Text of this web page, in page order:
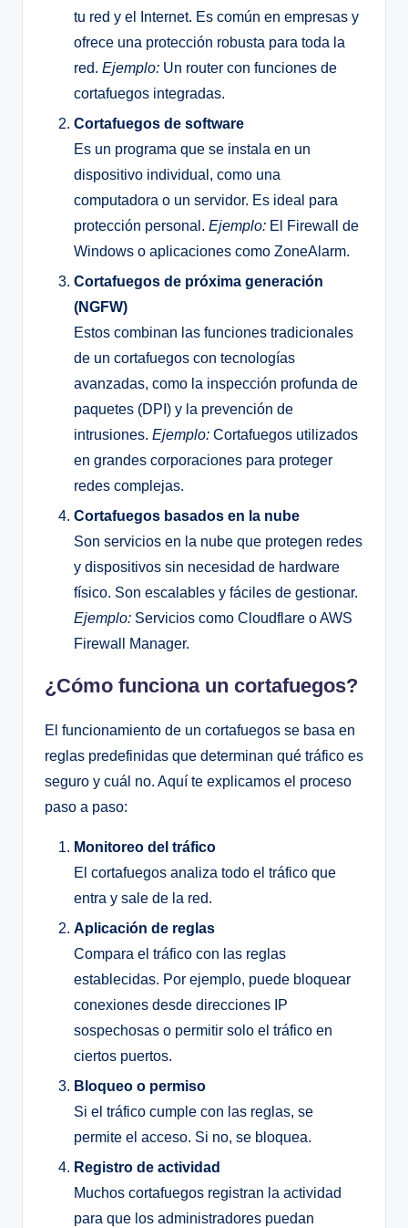
tu red y el Internet. Es común en empresas y
ofrece una protección robusta para toda la
red. Ejemplo: Un router con funciones de
cortafuegos integradas.
Cortafuegos de software
Es un programa que se instala en un
dispositivo individual, como una
computadora o un servidor. Es ideal para
protección personal. Ejemplo: El Firewall de
Windows o aplicaciones como ZoneAlarm.
Cortafuegos de próxima generación
(NGFW)
Estos combinan las funciones tradicionales
de un cortafuegos con tecnologías
avanzadas, como la inspección profunda de
paquetes (DPI) y la prevención de
intrusiones. Ejemplo: Cortafuegos utilizados
en grandes corporaciones para proteger
redes complejas.
Cortafuegos basados en la nube
Son servicios en la nube que protegen redes
y dispositivos sin necesidad de hardware
físico. Son escalables y fáciles de gestionar.
Ejemplo: Servicios como Cloudflare o AWS
Firewall Manager.
¿Cómo funciona un cortafuegos?
El funcionamiento de un cortafuegos se basa en
reglas predefinidas que determinan qué tráfico es
seguro y cuál no. Aquí te explicamos el proceso
paso a paso:
Monitoreo del tráfico
El cortafuegos analiza todo el tráfico que
entra y sale de la red.
Aplicación de reglas
Compara el tráfico con las reglas
establecidas. Por ejemplo, puede bloquear
conexiones desde direcciones IP
sospechosas o permitir solo el tráfico en
ciertos puertos.
Bloqueo o permiso
Si el tráfico cumple con las reglas, se
permite el acceso. Si no, se bloquea.
Registro de actividad
Muchos cortafuegos registran la actividad
para que los administradores puedan